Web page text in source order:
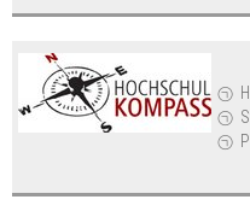
Vom 12.-14. November 2012
International Collaboration
Paulo, Brasilien, statt. Die
Europa und Lateinamerika ein
Rolle und Aufgaben der